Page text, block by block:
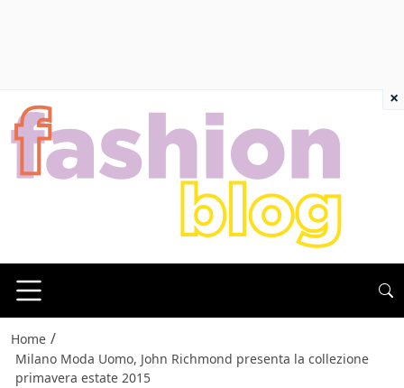
Home /
Milano Moda Uomo, John Richmond presenta la collezione
primavera estate 2015
×